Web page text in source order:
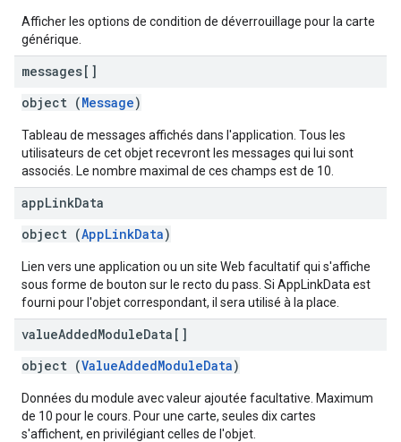
Afficher les options de condition de déverrouillage pour la carte
générique.
messages[]
object (Message)
Tableau de messages affichés dans l'application. Tous les
utilisateurs de cet objet recevront les messages qui lui sont
associés. Le nombre maximal de ces champs est de 10.
appLinkData
object (AppLinkData)
Lien vers une application ou un site Web facultatif qui s'affiche
sous forme de bouton sur le recto du pass. Si AppLinkData est
fourni pour l'objet correspondant, il sera utilisé à la place.
valueAddedModuleData[]
object (ValueAddedModuleData)
Données du module avec valeur ajoutée facultative. Maximum
de 10 pour le cours. Pour une carte, seules dix cartes
s'affichent, en privilégiant celles de l'objet.